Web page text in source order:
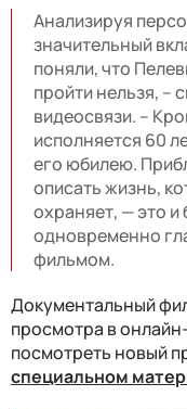
Анализируя
значительный
поняли, что
пройти нельзя, –
видеосвязи. –
исполняется 60
его юбилею.
описать жизнь,
охраняет, — это и
одновременно
фильмом.
Документальный
просмотра в
посмотреть новый
специальном